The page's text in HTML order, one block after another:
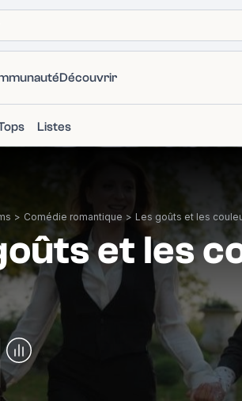
Découvrir
Listes
> Comédie romantique > Les goûts et les
et les